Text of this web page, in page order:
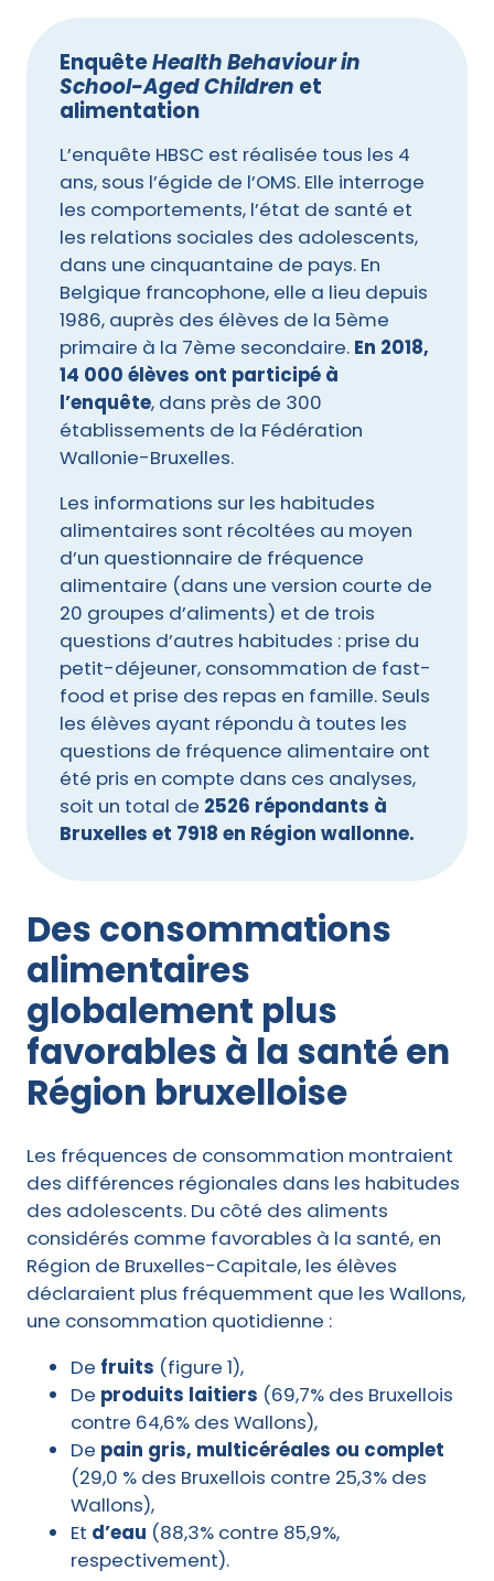
EnquêteHealth Behaviour in
School-Aged Children et
alimentation
L’enquête HBSC est réalisée tous les 4
ans, sous l’égide de l’OMS. Elle interroge
les comportements, l’état de santé et
les relations sociales des adolescents,
dans une cinquantaine de pays. En
Belgique francophone, elle a lieu depuis
1986, auprès des élèves de la 5ème
primaire à la 7ème secondaire. En 2018,
14 000 élèves ont participé à
l’enquête, dans près de 300
établissements de la Fédération
Wallonie-Bruxelles.
Les informations sur les habitudes
alimentaires sont récoltées au moyen
d’un questionnaire de fréquence
alimentaire (dans une version courte de
20 groupes d’aliments) et de trois
questions d’autres habitudes : prise du
petit-déjeuner, consommation de fast-
food et prise des repas en famille. Seuls
les élèves ayant répondu à toutes les
questions de fréquence alimentaire ont
été pris en compte dans ces analyses,
soit un total de 2526 répondants à
Bruxelles et 7918 en Région wallonne.
Des consommations
alimentaires
globalement plus
favorables à la santé en
Région bruxelloise
Les fréquences de consommation montraient
des différences régionales dans les habitudes
des adolescents. Du côté des aliments
considérés comme favorables à la santé, en
Région de Bruxelles-Capitale, les élèves
déclaraient plus fréquemment que les Wallons,
une consommation quotidienne :
De fruits (figure 1),
De produits laitiers (69,7% des Bruxellois
contre 64,6% des Wallons),
De pain gris, multicéréales ou complet
(29,0 % des Bruxellois contre 25,3% des
Wallons),
Et d’eau (88,3% contre 85,9%,
respectivement).